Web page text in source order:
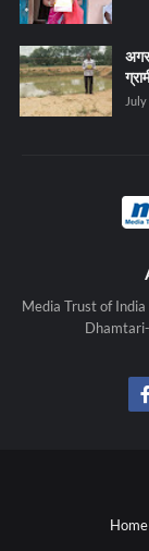
July
Media Trust of
Home